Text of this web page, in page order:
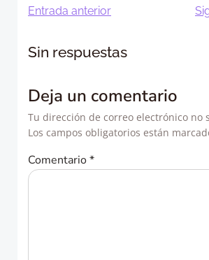
Navegación
de
entradas
Entrada anterior
Sin respuestas
Deja un comentario
Tu dirección de correo electrónico no
Los campos obligatorios están
Comentario*